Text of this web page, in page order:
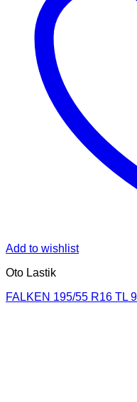
Add to wishlist
Oto Lastik
FALKEN 195/55 R16 TL